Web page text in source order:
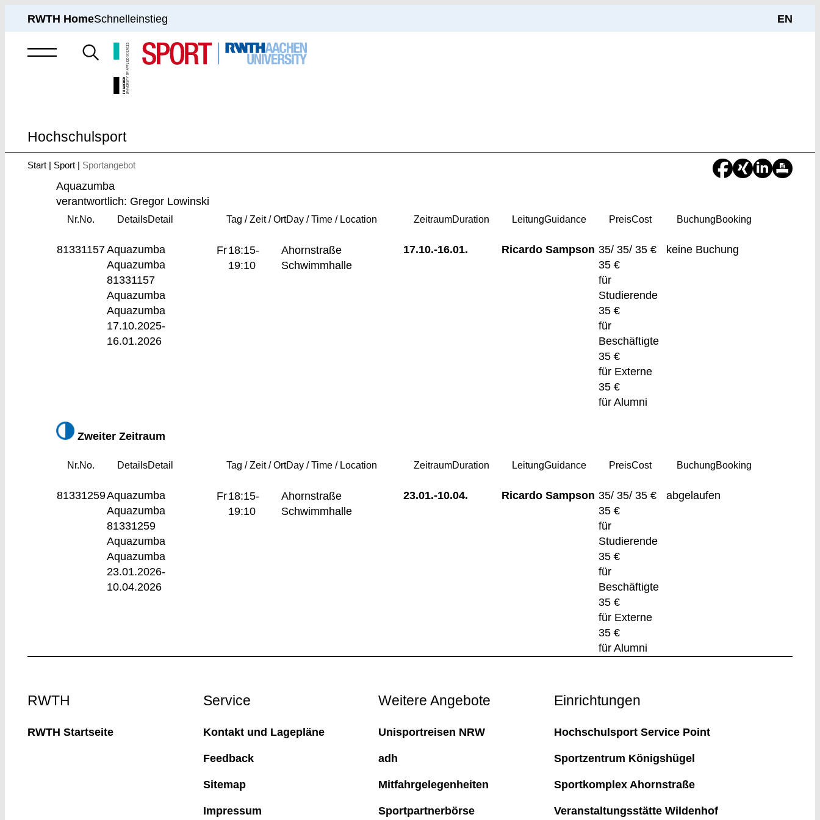
RWTH HomeSchnelleinstieg EN
Suche
nach
Hochschulsport
Start Sport Sportangebot
Aquazumba
verantwortlich: Gregor Lowinski
Nr.No. DetailsDetail Tag / Zeit / OrtDay / Time / Location ZeitraumDuration LeitungGuidance PreisCost BuchungBooking
81331157Aquazumba
Aquazumba
81331157
Aquazumba
Aquazumba
17.10.2025-
16.01.2026
Fr18:15-
19:10
Ahornstraße
Schwimmhalle
17.10.-16.01. Ricardo Sampson 35/ 35/ 35 €
35 €
für
Studierende
35 €
für
Beschäftigte
35 €
für Externe
35 €
für Alumni
keine Buchung
Zweiter Zeitraum
Nr.No. DetailsDetail Tag / Zeit / OrtDay / Time / Location ZeitraumDuration LeitungGuidance PreisCost BuchungBooking
81331259Aquazumba
Aquazumba
81331259
Aquazumba
Aquazumba
23.01.2026-
10.04.2026
Fr18:15-
19:10
Ahornstraße
Schwimmhalle
23.01.-10.04. Ricardo Sampson 35/ 35/ 35 €
35 €
für
Studierende
35 €
für
Beschäftigte
35 €
für Externe
35 €
für Alumni
abgelaufen
RWTH
RWTH Startseite
Service
Kontakt und Lagepläne
Feedback
Sitemap
Impressum
Weitere Angebote
Unisportreisen NRW
adh
Mitfahrgelegenheiten
Sportpartnerbörse
Einrichtungen
Hochschulsport Service Point
Sportzentrum Königshügel
Sportkomplex Ahornstraße
Veranstaltungsstätte Wildenhof